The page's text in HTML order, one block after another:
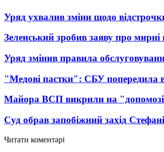
Уряд ухвалив зміни щодо відстрочки
Зеленський зробив заяву про мирні
Уряд змінив правила
"Медові пастки": СБУ попередила
Майора ВСП викрили на
Суд обрав запобіжний захід
Читати коментарі